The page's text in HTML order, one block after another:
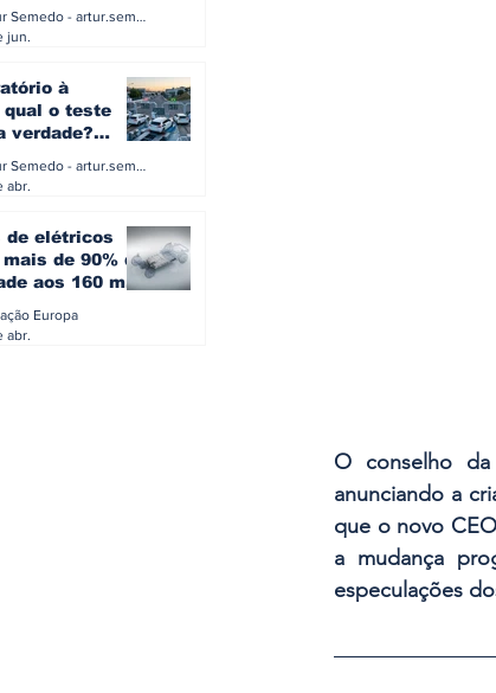
Artur Semedo - artur.semedo@publiracing.pt
jun.
à
qual o teste
verdade?
Artur Semedo - artur.semedo@publiracing.pt
abr.
de elétricos
de 90% da
aos 160 mil
Europa
abr.
O conselho
anunciando a
que o novo
a mudança
especulações